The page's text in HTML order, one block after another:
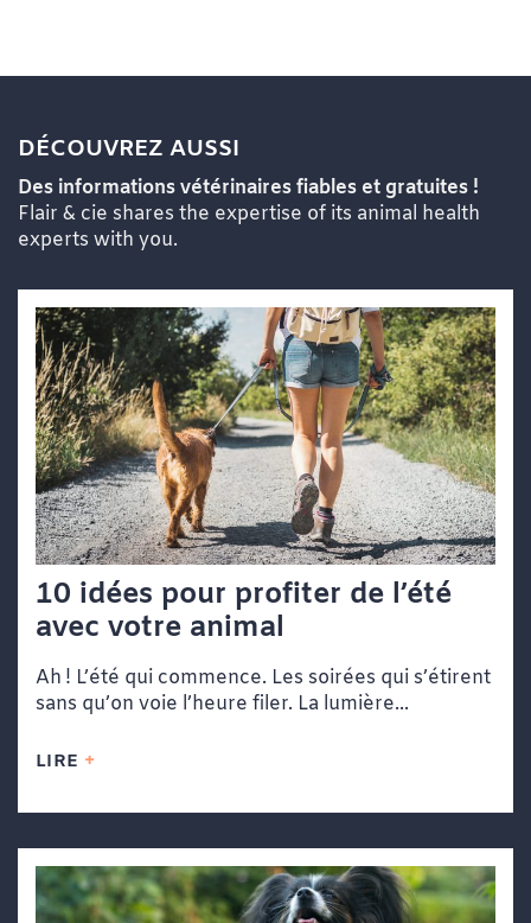
DÉCOUVREZ AUSSI
Des informations vétérinaires fiables et gratuites !
Flair & cie shares the expertise of its animal health
experts with you.
10 idées pour profiter de l’été
avec votre animal
Ah ! L’été qui commence. Les soirées qui s’étirent
sans qu’on voie l’heure filer. La lumière...
LIRE